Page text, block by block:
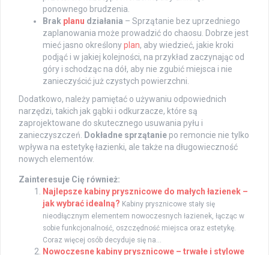
ponownego brudzenia.
Brak planu działania – Sprzątanie bez uprzedniego
zaplanowania może prowadzić do chaosu. Dobrze jest
mieć jasno określonyplan, aby wiedzieć, jakie kroki
podjąć i w jakiej kolejności, na przykład zaczynając od
góry i schodząc na dół, aby nie zgubić miejsca i nie
zanieczyścić już czystych powierzchni.
Dodatkowo, należy pamiętać o używaniu odpowiednich
narzędzi, takich jak gąbki i odkurzacze, które są
zaprojektowane do skutecznego usuwania pyłu i
zanieczyszczeń.
Dokładne sprzątanie po remoncie nie tylko
wpływa na estetykę łazienki, ale także na długowieczność
nowych elementów.
Zainteresuje Cię również:
Najlepsze kabiny prysznicowe do małych łazienek –
jak wybrać idealną? Kabiny prysznicowe stały się
nieodłącznym elementem nowoczesnych łazienek, łącząc w
sobie funkcjonalność, oszczędność miejsca oraz estetykę.
Coraz więcej osób decyduje się na...
Nowoczesne kabiny prysznicowe – trwałe i stylowe